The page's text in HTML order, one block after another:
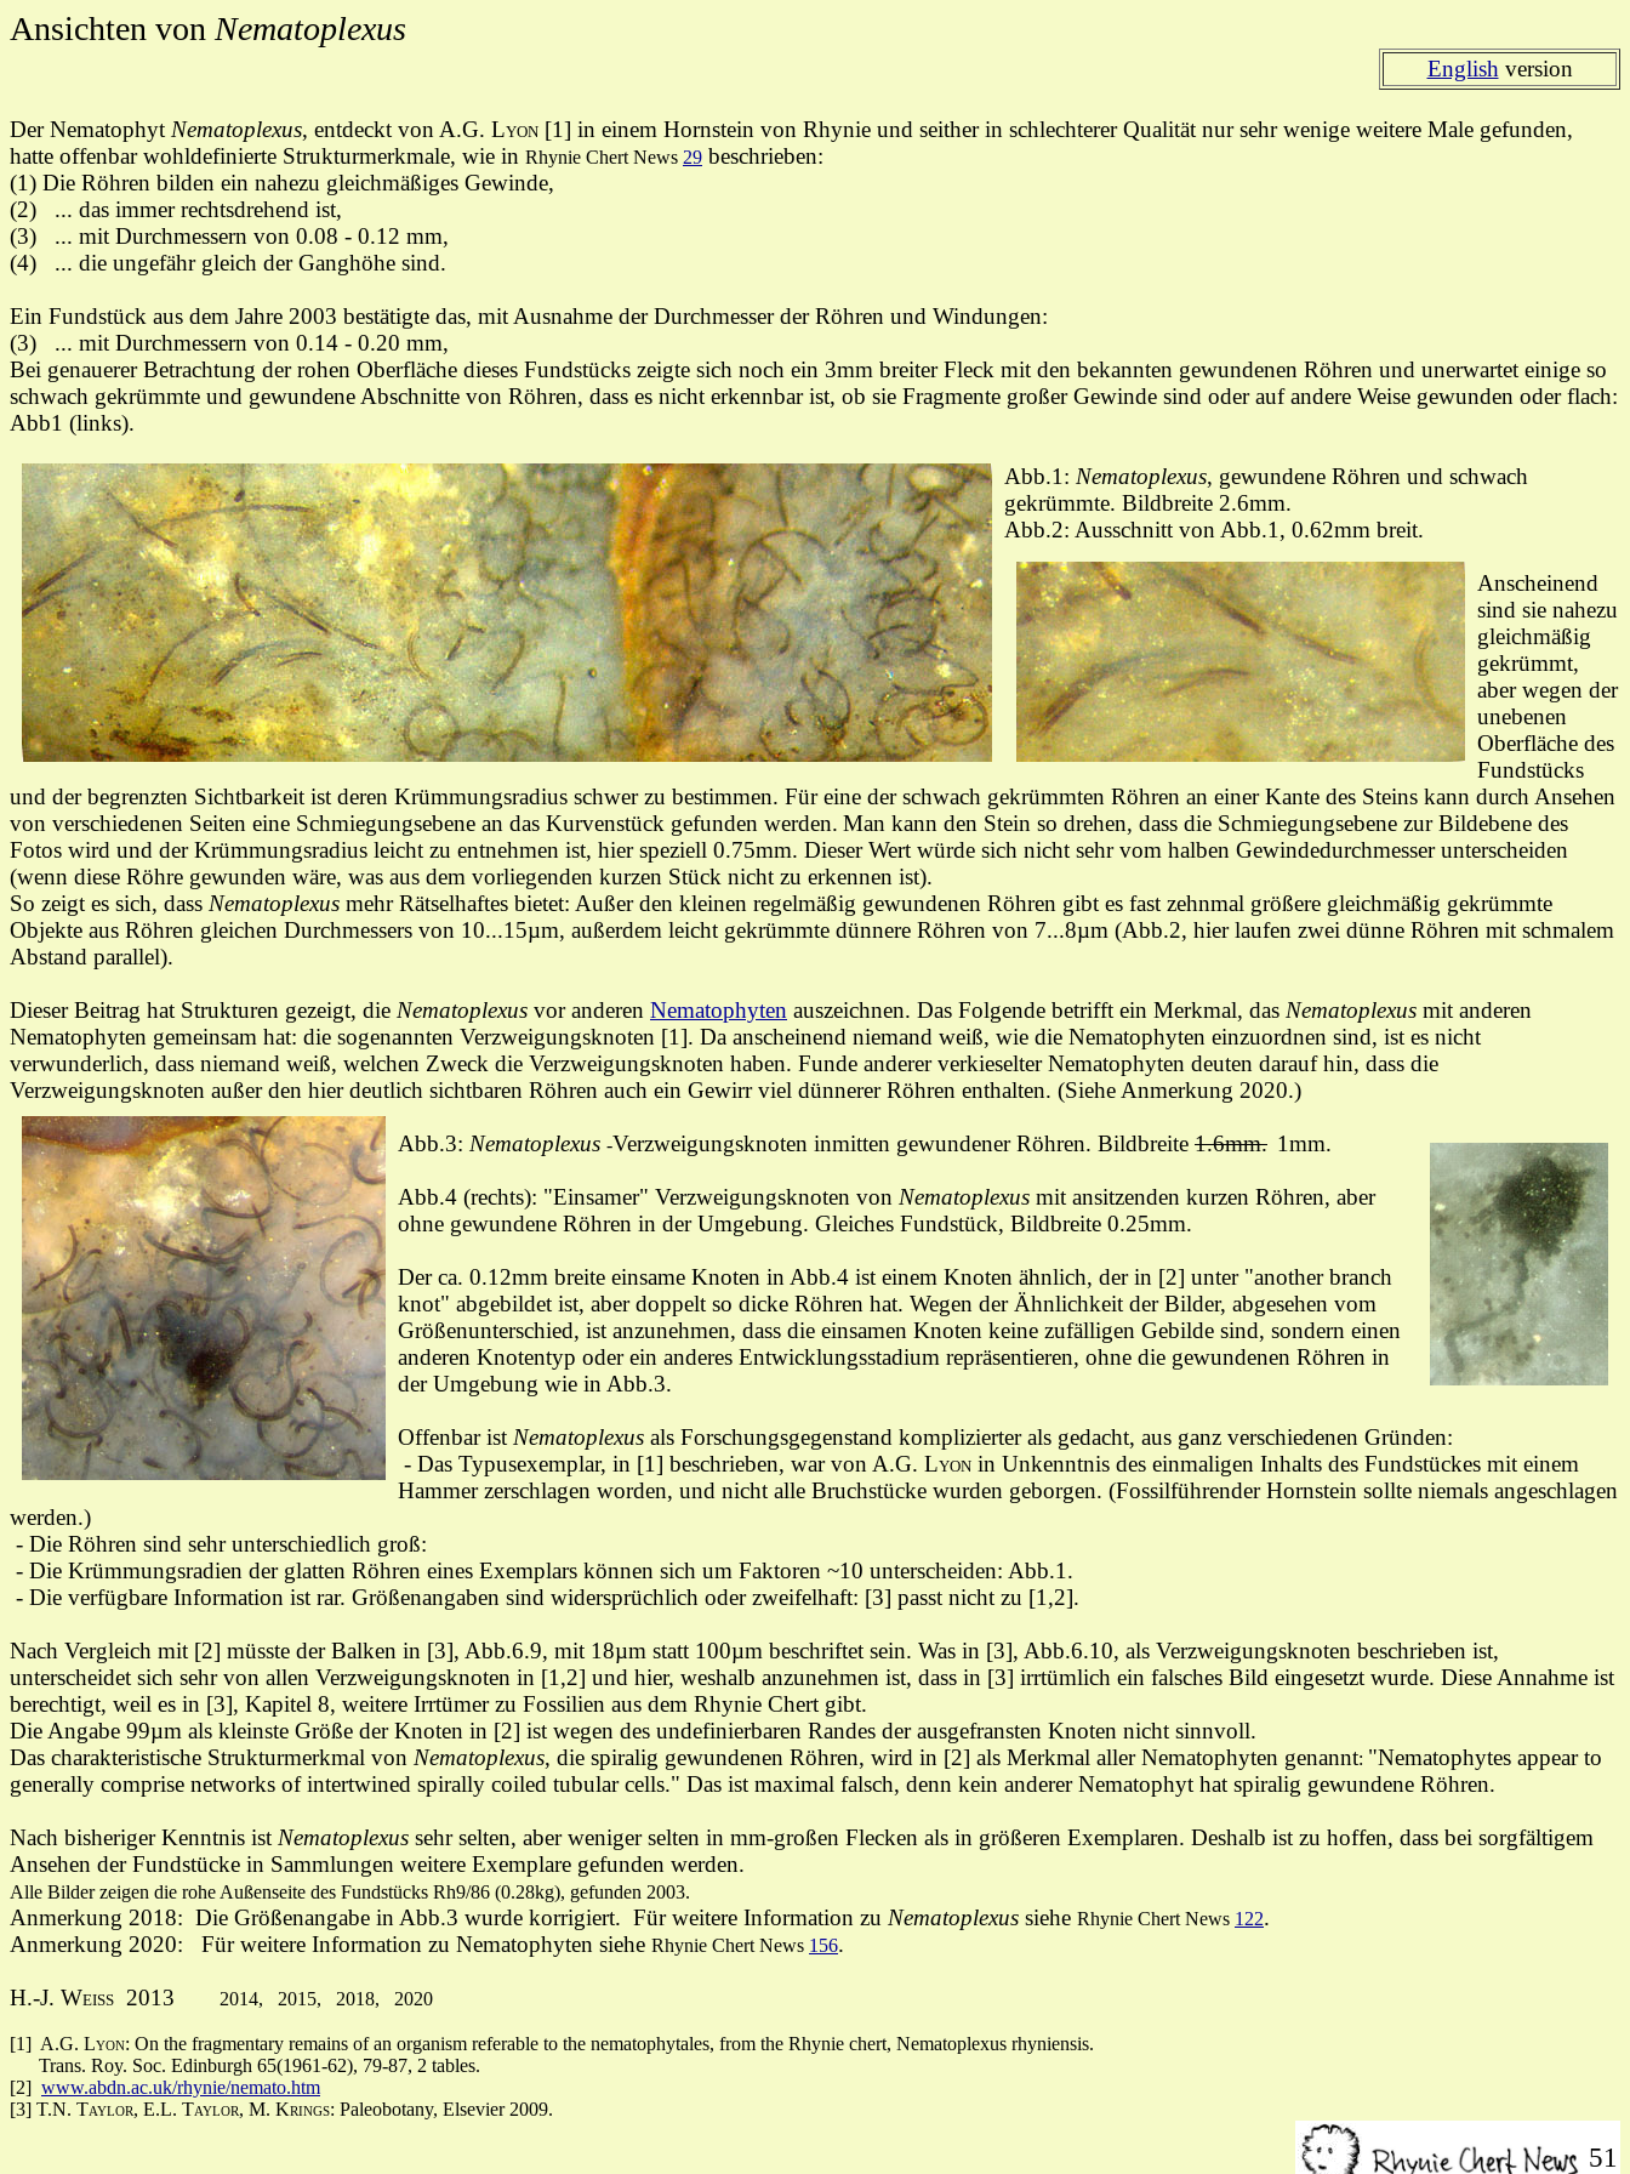
Ansichten von Nematoplexus
English version
Der Nematophyt Nematoplexus, entdeckt von A.G. Lyon [1] in einem Hornstein von Rhynie und seither in schlechterer Qualität nur sehr wenige weitere Male gefunden,
hatte offenbar wohldefinierte Strukturmerkmale, wie in Rhynie Chert News 29 beschrieben:
(1) Die Röhren bilden ein nahezu gleichmäßiges Gewinde,
(2) ... das immer rechtsdrehend ist,
(3) ... mit Durchmessern von 0.08 - 0.12 mm,
(4) ... die ungefähr gleich der Ganghöhe sind.
Ein Fundstück aus dem Jahre 2003 bestätigte das, mit Ausnahme der Durchmesser der Röhren und Windungen:
(3) ... mit Durchmessern von 0.14 - 0.20 mm,
Bei genauerer Betrachtung der rohen Oberfläche dieses Fundstücks zeigte sich noch ein 3mm breiter Fleck mit den bekannten gewundenen Röhren und unerwartet einige so
schwach gekrümmte und gewundene Abschnitte von Röhren, dass es nicht erkennbar ist, ob sie Fragmente großer Gewinde sind oder auf andere Weise gewunden oder flach:
Abb1 (links).
Abb.1: Nematoplexus, gewundene Röhren und schwach
gekrümmte. Bildbreite 2.6mm.
Abb.2: Ausschnitt von Abb.1, 0.62mm breit.
Anscheinend
sind sie nahezu
gleichmäßig
gekrümmt,
aber wegen der
unebenen
Oberfläche des
Fundstücks
und der begrenzten Sichtbarkeit ist deren Krümmungsradius schwer zu bestimmen. Für eine der schwach gekrümmten Röhren an einer Kante des Steins kann durch Ansehen
von verschiedenen Seiten eine Schmiegungsebene an das Kurvenstück gefunden werden. Man kann den Stein so drehen, dass die Schmiegungsebene zur Bildebene des
Fotos wird und der Krümmungsradius leicht zu entnehmen ist, hier speziell 0.75mm. Dieser Wert würde sich nicht sehr vom halben Gewindedurchmesser unterscheiden
(wenn diese Röhre gewunden wäre, was aus dem vorliegenden kurzen Stück nicht zu erkennen ist).
So zeigt es sich, dass Nematoplexus mehr Rätselhaftes bietet: Außer den kleinen regelmäßig gewundenen Röhren gibt es fast zehnmal größere gleichmäßig gekrümmte
Objekte aus Röhren gleichen Durchmessers von 10...15µm, außerdem leicht gekrümmte dünnere Röhren von 7...8µm (Abb.2, hierlaufen zwei dünne Röhren mit schmalem
Abstand parallel).
Dieser Beitrag hat Strukturen gezeigt, die Nematoplexus vor anderen Nematophyten auszeichnen. Das Folgende betrifft ein Merkmal, das Nematoplexus mit anderen
Nematophyten gemeinsam hat: die sogenannten Verzweigungsknoten [1]. Da anscheinend niemand weiß, wie die Nematophyten einzuordnen sind, ist es nicht
verwunderlich, dass niemand weiß, welchen Zweck die Verzweigungsknoten haben. Funde anderer verkieselterNematophyten deuten darauf hin, dass die
Verzweigungsknoten außer den hier deutlich sichtbaren Röhren auch ein Gewirr viel dünnerer Röhren enthalten. (Siehe Anmerkung 2020.)
Abb.3: Nematoplexus -Verzweigungsknoten inmitten gewundener Röhren. Bildbreite 1.6mm. 1mm.
Abb.4 (rechts): "Einsamer" Verzweigungsknoten von Nematoplexus mit ansitzenden kurzen Röhren, aber
ohne gewundene Röhren in der Umgebung. Gleiches Fundstück, Bildbreite 0.25mm.
Der ca. 0.12mm breite einsame Knoten in Abb.4 ist einem Knoten ähnlich, der in [2] unter "another branch
knot" abgebildet ist, aber doppelt so dicke Röhren hat. Wegen der Ähnlichkeit der Bilder, abgesehen vom
Größenunterschied, ist anzunehmen, dass die einsamen Knoten keine zufälligen Gebilde sind, sondern einen
anderen Knotentyp oder ein anderes Entwicklungsstadium repräsentieren, ohne die gewundenen Röhren in
der Umgebung wie in Abb.3.
Offenbar ist Nematoplexus als Forschungsgegenstand komplizierter als gedacht, aus ganz verschiedenen Gründen:
- Das Typusexemplar, in [1] beschrieben, war von A.G. Lyon in Unkenntnis des einmaligen Inhalts des Fundstückes mit einem
Hammer zerschlagen worden, und nicht alle Bruchstücke wurden geborgen. (Fossilführender Hornstein sollte niemals angeschlagen
werden.)
- Die Röhren sind sehr unterschiedlich groß:
- Die Krümmungsradien der glatten Röhren eines Exemplars können sich um Faktoren ~10 unterscheiden: Abb.1.
- Die verfügbare Information ist rar. Größenangaben sind widersprüchlich oder zweifelhaft: [3] passt nicht zu [1,2].
Nach Vergleich mit [2] müsste der Balken in [3], Abb.6.9, mit 18µm statt 100µm beschriftet sein. Was in [3], Abb.6.10, als Verzweigungsknoten beschrieben ist,
unterscheidet sich sehr von allen Verzweigungsknoten in [1,2] und hier, weshalb anzunehmen ist, dass in [3] irrtümlich ein falsches Bild eingesetzt wurde. Diese Annahme ist
berechtigt, weil es in [3], Kapitel 8, weitere Irrtümer zu Fossilien aus dem Rhynie Chert gibt.
Die Angabe 99µm als kleinste Größe der Knoten in [2] ist wegen des undefinierbaren Randes der ausgefransten Knoten nicht sinnvoll.
Das charakteristische Strukturmerkmal von Nematoplexus, die spiralig gewundenen Röhren, wird in [2] als Merkmal aller Nematophyten genannt: "Nematophytes appear to
generally comprise networks of intertwined spirally coiled tubular cells." Das ist maximal falsch, denn kein anderer Nematophyt hat spiralig gewundene Röhren.
Nach bisheriger Kenntnis ist Nematoplexus sehr selten, aber weniger selten in mm-großen Flecken als in größeren Exemplaren. Deshalb ist zu hoffen, dass bei sorgfältigem
Ansehen der Fundstücke in Sammlungen weitere Exemplare gefunden werden.
Alle Bilder zeigen die rohe Außenseite des Fundstücks Rh9/86 (0.28kg), gefunden 2003.
Anmerkung 2018: Die Größenangabe in Abb.3 wurde korrigiert. Für weitere Information zu Nematoplexus siehe Rhynie Chert News 122.
Anmerkung 2020:
Für weitere Information zu Nematophyten siehe Rhynie Chert News 156.
H.-J. Weiss 2013 2014, 2015, 2018, 2020
[1] A.G. Lyon: On the fragmentary remains of an organism referable to the nematophytales, from the Rhynie chert, Nematoplexus rhyniensis.
Trans. Roy. Soc. Edinburgh 65(1961-62), 79-87, 2 tables.
[2] www.abdn.ac.uk/rhynie/nemato.htm
[3] T.N. Taylor, E.L. Taylor, M. Krings: Paleobotany, Elsevier 2009.
51